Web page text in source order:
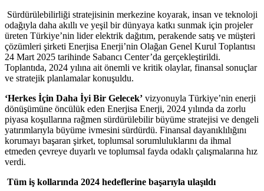
Sürdürülebilirliği stratejisinin merkezine koyarak, insan ve teknoloji
odağıyla daha akıllı ve yeşil bir dünyaya katkı sunmak için projeler
üreten Türkiye’nin lider elektrik dağıtım, perakende satış ve müşteri
çözümleri şirketi Enerjisa Enerji’nin Olağan Genel Kurul Toplantısı
24 Mart 2025 tarihinde Sabancı Center’da gerçekleştirildi.
Toplantıda, 2024 yılına ait önemli ve kritik olaylar, finansal sonuçlar
ve stratejik planlamalar konuşuldu.
‘Herkes İçin Daha İyi Bir Gelecek’ vizyonuyla Türkiye’nin enerji
dönüşümüne öncülük eden Enerjisa Enerji, 2024 yılında da zorlu
piyasa koşullarına rağmen sürdürülebilir büyüme stratejisi ve dengeli
yatırımlarıyla büyüme ivmesini sürdürdü. Finansal dayanıklılığını
korumayı başaran şirket, toplumsal sorumluluklarını da ihmal
etmeden çevreye duyarlı ve toplumsal fayda odaklı çalışmalarına hız
verdi.
Tüm iş kollarında 2024 hedeflerine başarıyla ulaşıldı